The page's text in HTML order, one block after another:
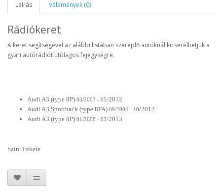
Leírás Vélemények (0)
Rádiókeret
A keret segítségével az alábbi listában szereplő autóknál kicserélhetjük a
gyári autórádiót utólagos fejegységre.
Audi A3 (type 8P) 03/2003 - 05/2012
Audi A3 Sportback (type 8PA) 09/2004 - 10/2012
Audi A3 (type 8P) 01/2008 - 03/2013
Szín: Fekete